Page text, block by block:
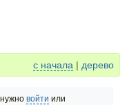
с начала | дерево
войти или